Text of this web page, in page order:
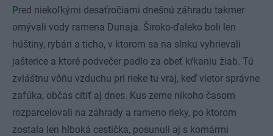
Pred niekoľkými desaťročiami dnešnú záhradu takmer
omývali vody ramena Dunaja. Široko-ďaleko boli len
húštiny, rybári a ticho, v ktorom sa na slnku vyhrievali
jašterice a ktoré podvečer padlo za obeť kŕkaniu žiab. Tú
zvláštnu vôňu vzduchu pri rieke tu vraj, keď vietor správne
zafúka, občas cítiť aj dnes. Kus zeme nikoho časom
rozparcelovali na záhrady a rameno rieky, po ktorom
zostala len hlboká cestička, posunuli aj s komármi